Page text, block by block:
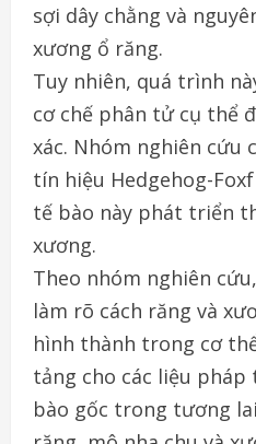
sợi dây chằng và
xương ổ răng.
Tuy nhiên, quá trình
cơ chế phân tử cụ thể
xác. Nhóm nghiên cứu
tín hiệu Hedgehog-
tế bào này phát triển
xương.
Theo nhóm nghiên
làm rõ cách răng và
hình thành trong cơ
tảng cho các liệu
bào gốc trong tương